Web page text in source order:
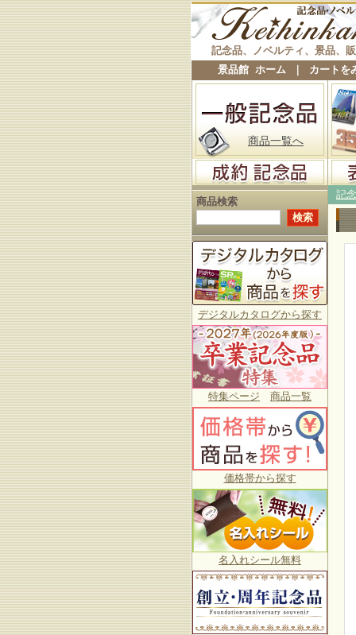
記念品、ノベルティ、景品、
景品館 ホーム
カートを
商品一覧へ
商品検索
デジタルカタログから探す
特集ページ 商品一覧
価格帯から探す
名入れシール無料
記